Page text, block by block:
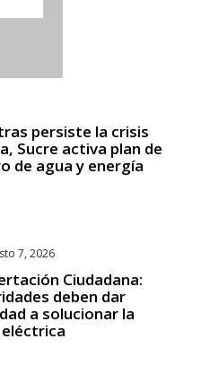
persiste la crisis
Sucre activa plan de
de agua y energía
7, 2026
Ciudadana:
deben dar
a solucionar la